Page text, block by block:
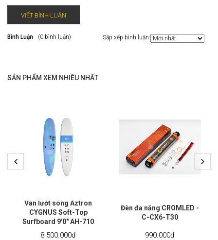
VIẾT BÌNH LUẬN
Bình Luận (0 bình luận) Sắp xếp bình luận:
SẢN PHẨM XEM NHIỀU NHẤT
Ván lướt sóng Aztron
CYGNUS Soft-Top
Surfboard 9'0" AH-710
8.500.000đ
Đèn đa năng CROMLED -
C-CX6-T30
990.000đ